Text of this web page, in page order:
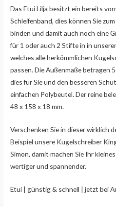
Das Etui Lilja besitzt ein bereits
Schleifenband, dies können Sie
binden und damit auch noch eine
für 1 oder auch 2 Stifte in in
welches alle herkömmlichen
passen. Die Außenmaße betragen
dies für Sie und den besseren
einfachen Polybeutel. Der reine
48 x 158 x 18 mm.
Verschenken Sie in dieser wirklich
Beispiel unsere Kugelschreiber
Simon, damit machen Sie Ihr
wertiger und spannender.
Etui | günstig & schnell | jetzt bei